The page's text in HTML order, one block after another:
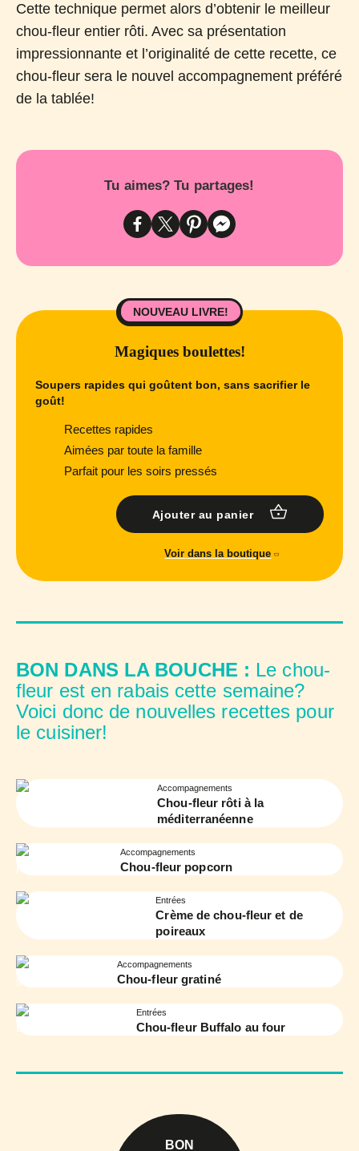
Cette technique permet alors d’obtenir le meilleur
chou-fleur entier rôti. Avec sa présentation
impressionnante et l’originalité de cette recette, ce
chou-fleur sera le nouvel accompagnement préféré
de la tablée!
Tu aimes? Tu partages!
NOUVEAU LIVRE!
Magiques boulettes!
Soupers rapides qui goûtent bon, sans sacrifier le
goût!
Recettes rapides
Aimées par toute la famille
Parfait pour les soirs pressés
Ajouter au panier
Voir dans la boutique
BON DANS LA BOUCHE : Le chou-
fleur est en rabais cette semaine?
Voici donc de nouvelles recettes pour
le cuisiner!
Accompagnements
Chou-fleur rôti à la
méditerranéenne
Accompagnements
Chou-fleur popcorn
Entrées
Crème de chou-fleur et de
poireaux
Accompagnements
Chou-fleur gratiné
Entrées
Chou-fleur Buffalo au four
BON